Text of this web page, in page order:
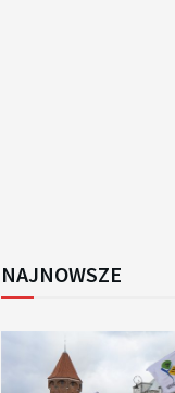
NAJNOWSZE